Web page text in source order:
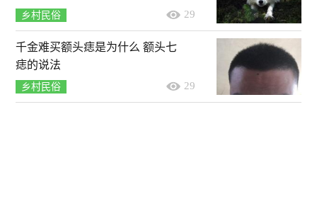
乡村民俗 29
千金难买额头痣是为什么 额头七
痣的说法
乡村民俗 29